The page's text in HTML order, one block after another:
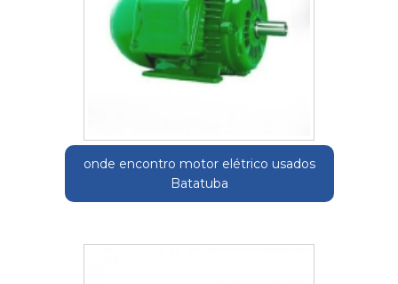
onde encontro motor elétrico usados
Batatuba